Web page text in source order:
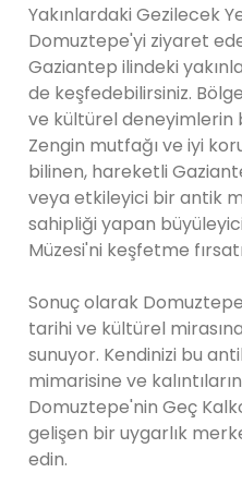
Yakınlardaki Gezilecek
Domuztepe'yi ziyaret
Gaziantep ilindeki
de keşfedebilirsiniz.
ve kültürel deneyimlerin
Zengin mutfağı ve iyi
bilinen, hareketli
veya etkileyici bir antik
sahipliği yapan
Müzesi'ni keşfetme
Sonuç olarak
tarihi ve kültürel
sunuyor. Kendinizi bu
mimarisine ve
Domuztepe'nin Geç
gelişen bir uygarlık
edin.